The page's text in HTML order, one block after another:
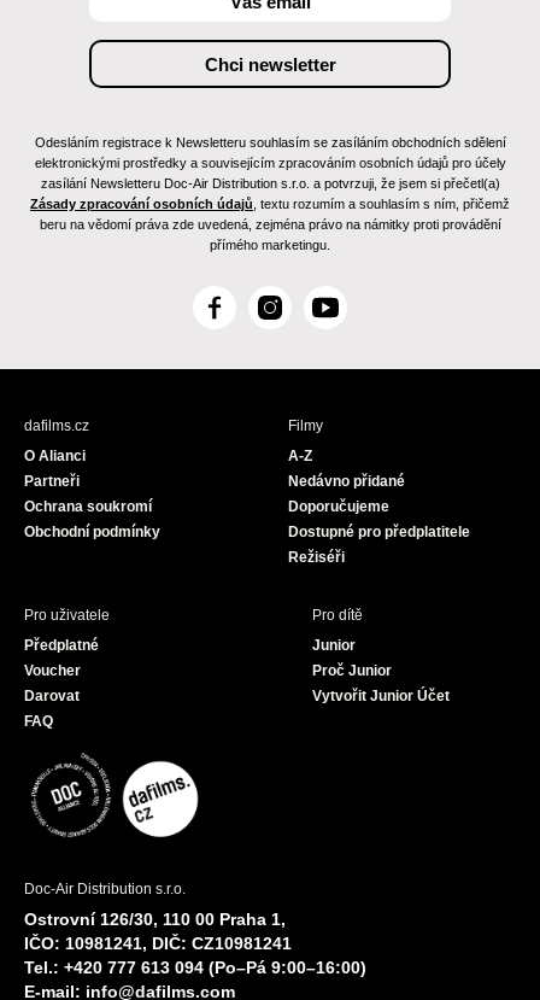
Odesláním registrace k Newsletteru souhlasím se zasíláním obchodních sdělení
elektronickými prostředky a souvisejícím zpracováním osobních údajů pro účely
zasílání Newsletteru Doc-Air Distribution s.r.o. a potvrzuji, že jsem si přečetl(a)
Zásady zpracování osobních údajů , textu rozumím a souhlasím s ním, přičemž
beru na vědomí práva zde uvedená, zejména právo na námitky proti provádění
přímého marketingu.
F
c
I
s
Y
u
dafilms.cz
O Alianci
Partneři
Ochrana soukromí
Obchodní podmínky
Filmy
A-Z
Nedávno přidané
Doporučujeme
Dostupné pro předplatitele
Režiséři
Pro uživatele
Předplatné
Voucher
Darovat
FAQ
Pro dítě
Junior
Proč Junior
Vytvořit Junior Účet
Doc-Air Distribution s.r.o.
Ostrovní 126/30, 110 00 Praha 1,
IČO: 10981241, DIČ: CZ10981241
Tel.: +420 777 613 094 (Po–Pá 9:00–16:00)
E-mail: info@dafilms.com